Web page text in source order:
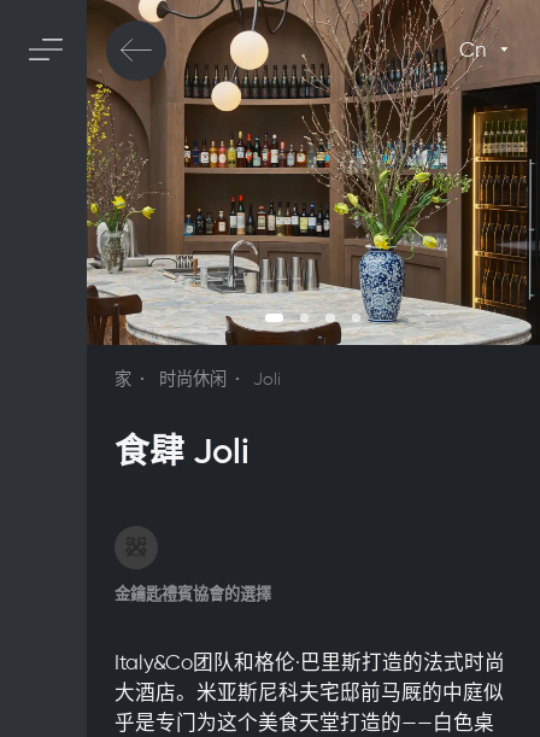
Cn
家 时尚休闲 Joli
食肆 Joli
金鑰匙禮賓協會的選擇
Italy&Co团队和格伦·巴里斯打造的法式时尚
大酒店。米亚斯尼科夫宅邸前马厩的中庭似
乎是专门为这个美食天堂打造的——白色桌